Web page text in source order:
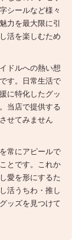
シールなど様々
力を最大限に引
活を楽しむため
ドルへの熱い想
す。日常生活で
に特化したグッ
当店で提供する
せてみません
常にアピールで
とです。これか
愛を形にするた
活うちわ・推し
ッズを見つけて